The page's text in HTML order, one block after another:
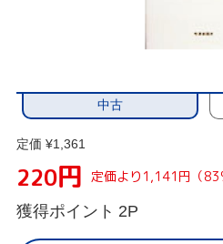
中古
定価 ¥1,361
220円 定価より1,141円（
獲得ポイント 2P